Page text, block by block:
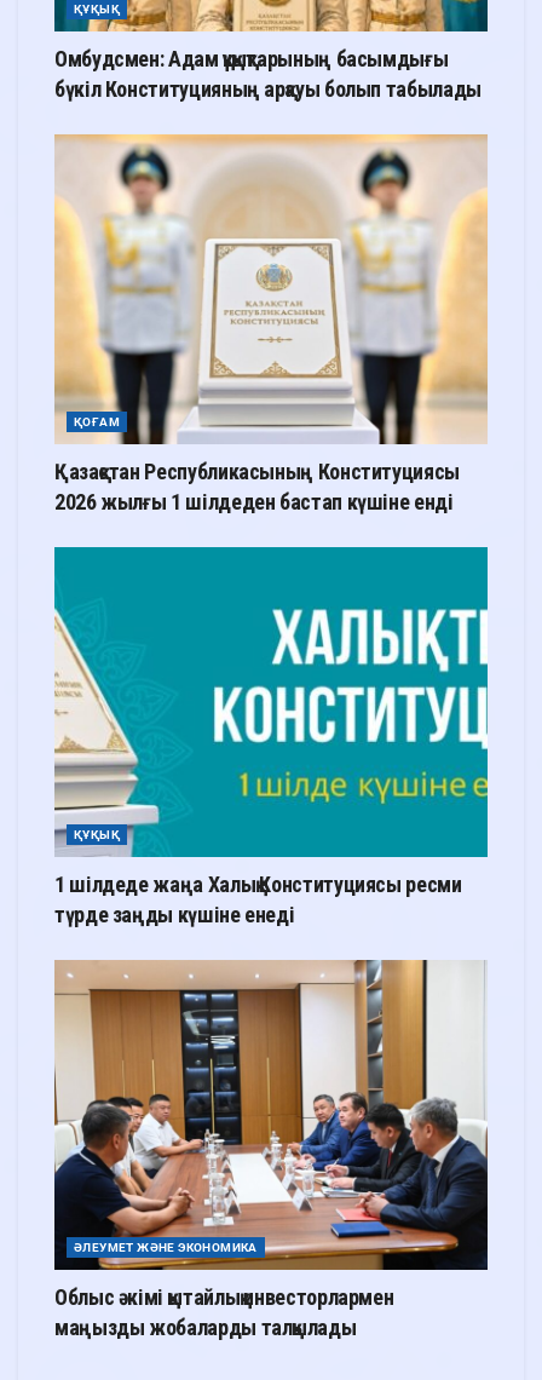
ҚҰҚЫҚ
Омбудсмен: Адам құқықтарының басымдығы
бүкіл Конституцияның арқауы болып табылады
ҚОҒАМ
Қазақстан Республикасының Конституциясы
2026 жылғы 1 шілдеден бастап күшіне енді
ҚҰҚЫҚ
1 шілдеде жаңа Халық Конституциясы ресми
түрде заңды күшіне енеді
ӘЛЕУМЕТ ЖӘНЕ ЭКОНОМИКА
Облыс әкімі қытайлық инвесторлармен
маңызды жобаларды талқылады